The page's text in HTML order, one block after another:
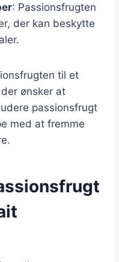
: Passionsfrugten
der kan beskytte
til et
ønsker at
passionsfrugt
med at fremme